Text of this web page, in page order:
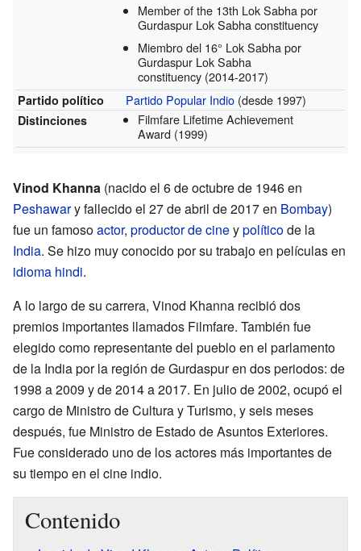
Member of the 13th Lok Sabha por
Gurdaspur Lok Sabha constituency
Miembro del 16° Lok Sabha por
Gurdaspur Lok Sabha
constituency (2014-2017)
Partido político Partido Popular Indio (desde 1997)
Distinciones
Filmfare Lifetime Achievement
Award (1999)
Vinod Khanna (nacido el 6 de octubre de 1946 en
Peshawary fallecido el 27 de abril de 2017 en Bombay)
fue un famosoactor, productor de cineypolíticode la
India. Se hizo muy conocido por su trabajo en películas en
idioma hindi.
A lo largo de su carrera, Vinod Khanna recibió dos
premios importantes llamados Filmfare. También fue
elegido como representante del pueblo en el parlamento
de la India por la región de Gurdaspur en dos periodos: de
1998 a 2009 y de 2014 a 2017. En julio de 2002, ocupó el
cargo de Ministro de Cultura y Turismo, y seis meses
después, fue Ministro de Estado de Asuntos Exteriores.
Fue considerado uno de los actores más importantes de
su tiempo en el cine indio.
Contenido